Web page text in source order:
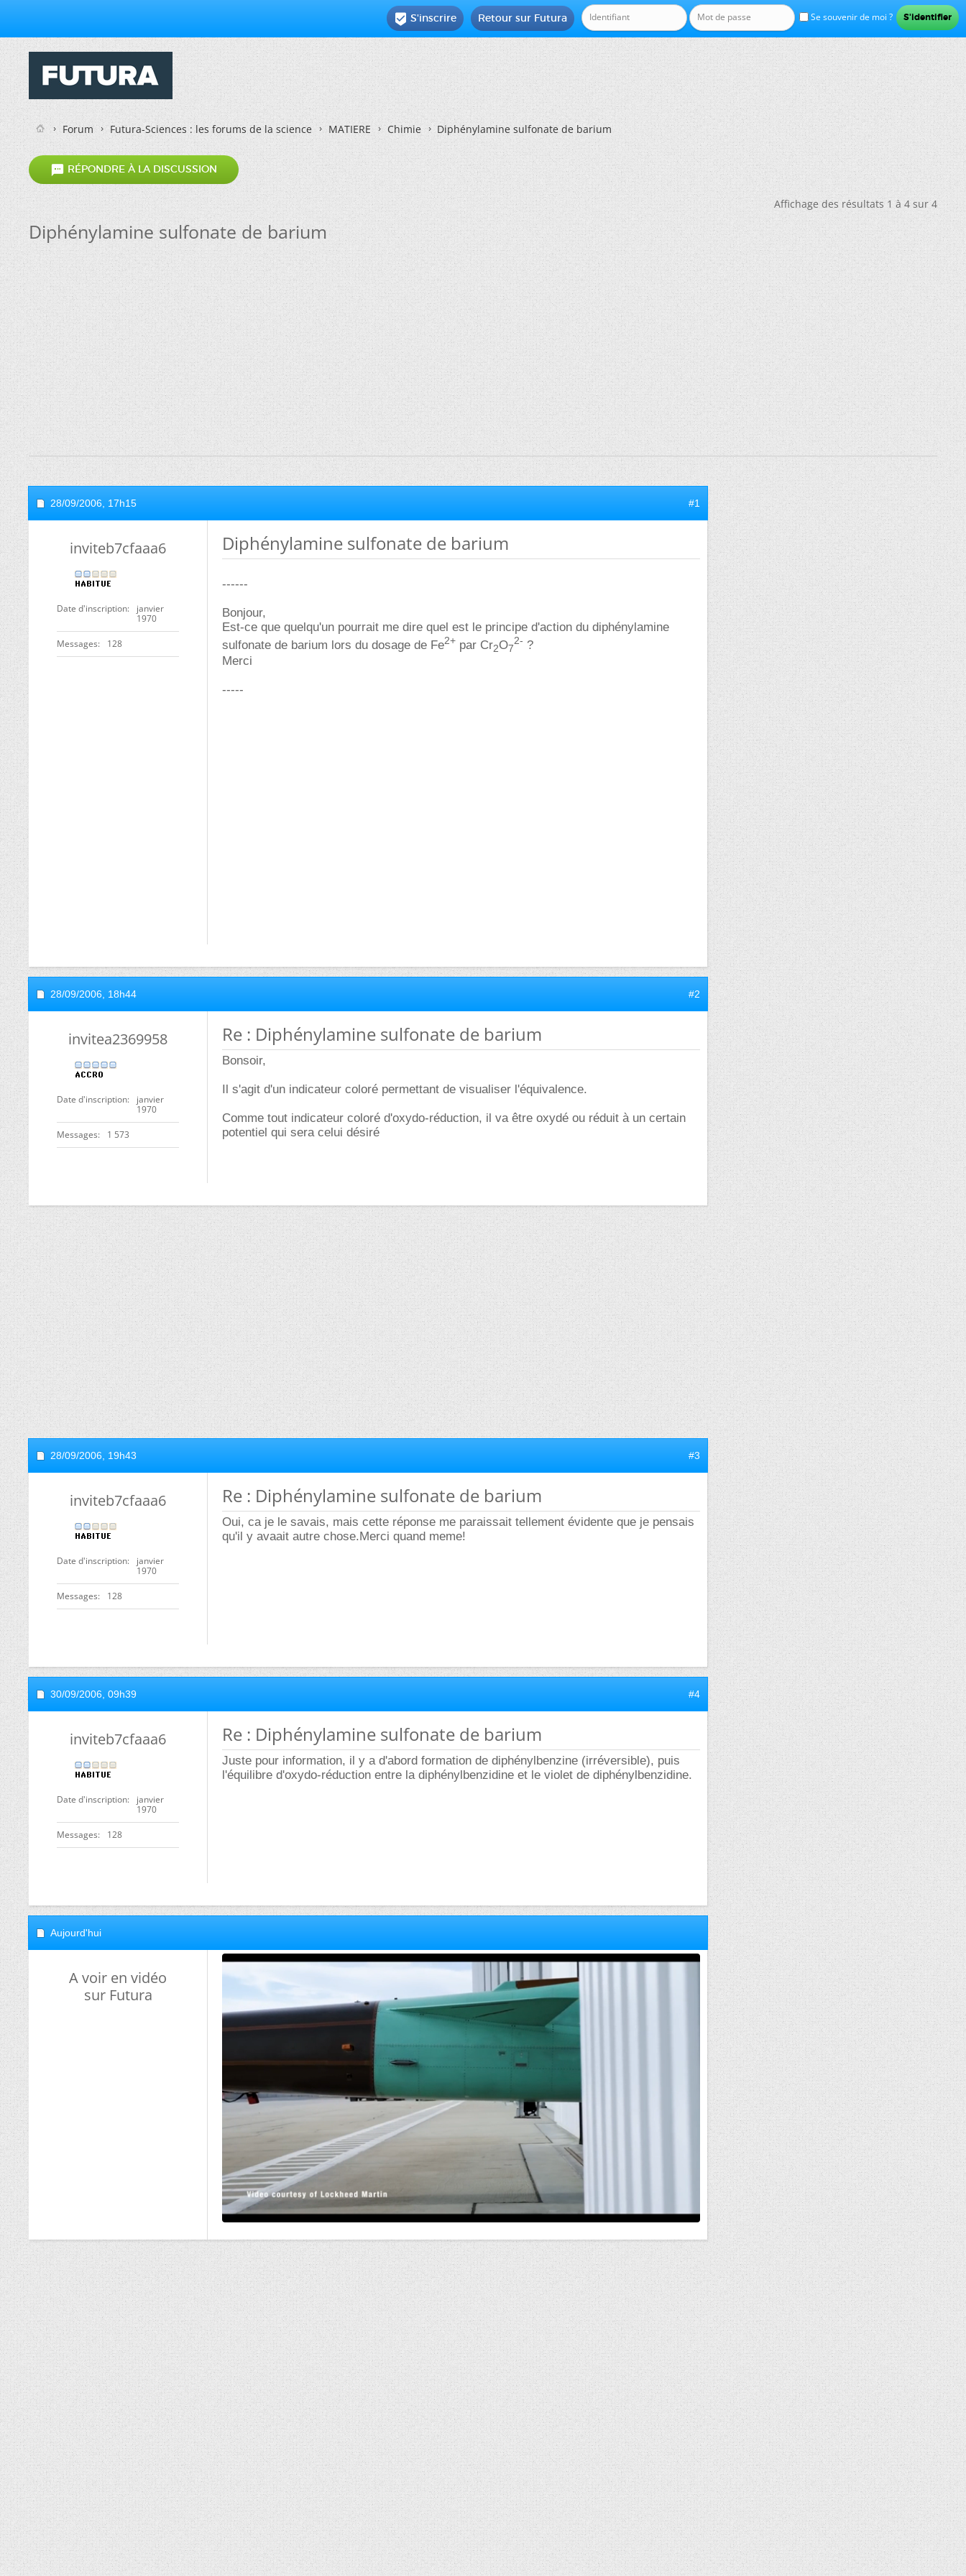
Se souvenir de moi ?
Retour sur Futura
 S'inscrire
Forum Futura-Sciences : les forums de la science MATIERE Chimie Diphénylamine sulfonate de barium
 RÉPONDRE À LA DISCUSSION
Affichage des résultats 1 à 4 sur 4
Diphénylamine sulfonate de barium
28/09/2006, 17h15 #1
inviteb7cfaaa6
Date d'inscription
janvier
1970
Messages 128
Diphénylamine sulfonate de barium
------
Bonjour,
Est-ce que quelqu'un pourrait me dire quel est le principe d'action du diphénylamine
sulfonate de barium lors du dosage de Fe2+ par Cr2O7
2- ?
Merci
-----
28/09/2006, 18h44 #2
invitea2369958
Date d'inscription
janvier
1970
Messages 1 573
Re : Diphénylamine sulfonate de barium
Bonsoir,
Il s'agit d'un indicateur coloré permettant de visualiser l'équivalence.
Comme tout indicateur coloré d'oxydo-réduction, il va être oxydé ou réduit à un certain
potentiel qui sera celui désiré
28/09/2006, 19h43 #3
inviteb7cfaaa6
Date d'inscription
janvier
1970
Messages 128
Re : Diphénylamine sulfonate de barium
Oui, ca je le savais, mais cette réponse me paraissait tellement évidente que je pensais
qu'il y avaait autre chose.Merci quand meme!
30/09/2006, 09h39 #4
inviteb7cfaaa6
Date d'inscription
janvier
1970
Messages 128
Re : Diphénylamine sulfonate de barium
Juste pour information, il y a d'abord formation de diphénylbenzine (irréversible), puis
l'équilibre d'oxydo-réduction entre la diphénylbenzidine et le violet de diphénylbenzidine.
Aujourd'hui
A voir en vidéo
sur Futura